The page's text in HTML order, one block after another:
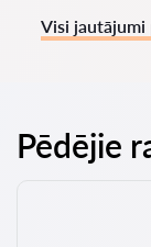
Visi
Pēdējie